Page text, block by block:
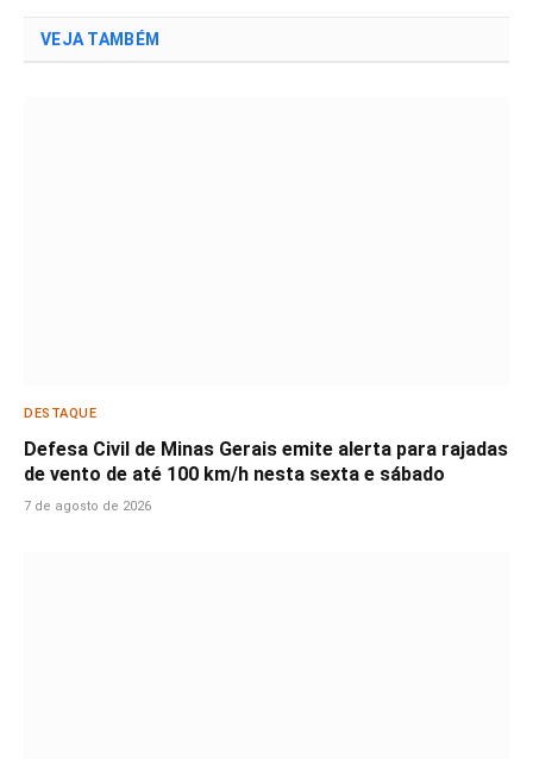
VEJA TAMBÉM
DESTAQUE
Defesa Civil de Minas Gerais emite alerta para rajadas
de vento de até 100 km/h nesta sexta e sábado
7 de agosto de 2026